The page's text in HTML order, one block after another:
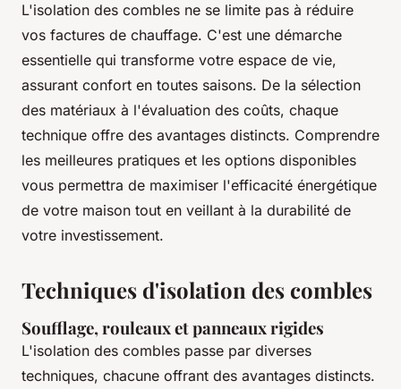
L'isolation des combles ne se limite pas à réduire
vos factures de chauffage. C'est une démarche
essentielle qui transforme votre espace de vie,
assurant confort en toutes saisons. De la sélection
des matériaux à l'évaluation des coûts, chaque
technique offre des avantages distincts. Comprendre
les meilleures pratiques et les options disponibles
vous permettra de maximiser l'efficacité énergétique
de votre maison tout en veillant à la durabilité de
votre investissement.
Techniques d'isolation des combles
Soufflage, rouleaux et panneaux rigides
L'isolation des combles passe par diverses
techniques, chacune offrant des avantages distincts.